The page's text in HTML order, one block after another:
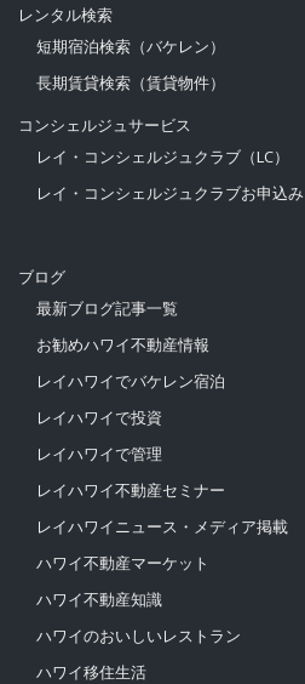
レンタル検索
短期宿泊検索（バケレン）
長期賃貸検索（賃貸物件）
コンシェルジュサービス
レイ・コンシェルジュクラブ（LC）
レイ・コンシェルジュクラブお申込み
ブログ
最新ブログ記事一覧
お勧めハワイ不動産情報
レイハワイでバケレン宿泊
レイハワイで投資
レイハワイで管理
レイハワイ不動産セミナー
レイハワイニュース・メディア掲載
ハワイ不動産マーケット
ハワイ不動産知識
ハワイのおいしいレストラン
ハワイ移住生活